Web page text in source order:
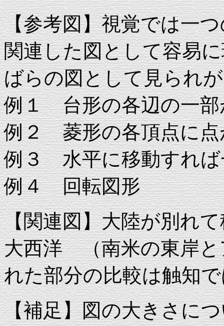
【参考図】視覚では一
関連した図として容易
ばらの図として見られ
例１ 台形の各辺の一部
例２ 菱形の各頂点に点
例３ 水平に移動すれば
例４ 回転図形
【関連図】大陸が別れ
大西洋 （南米の東岸と
れた部分の比較は触知
【補足】図の大きさに